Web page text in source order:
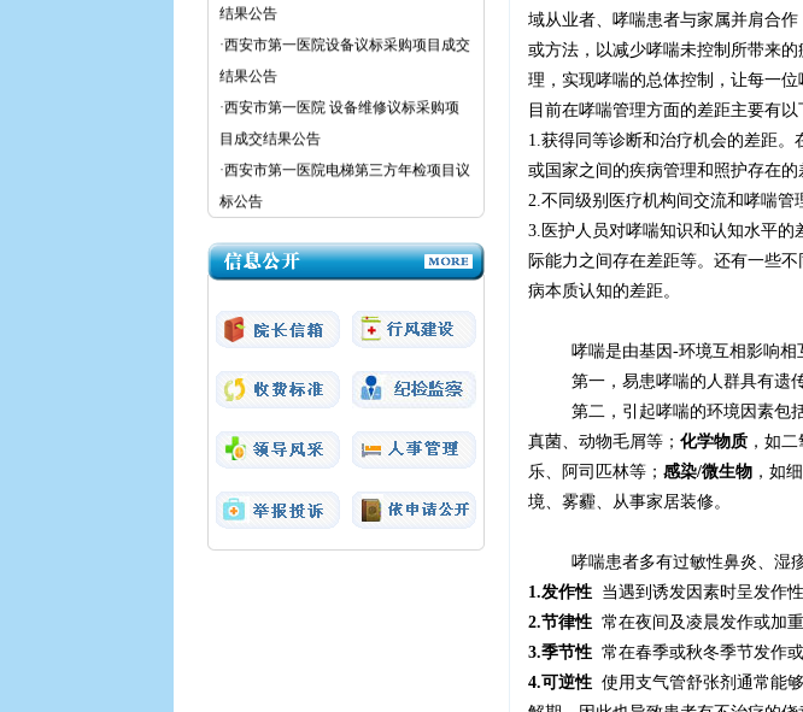
·西安市第一医院设备议标采购项目成交
结果公告
·西安市第一医院 设备维修议标采购项
目成交结果公告
·西安市第一医院电梯第三方年检项目议
标公告
·西安市第一医院眼视光门诊(王子大厦
三楼)加装污水消毒处理设备项目议标公
告
·西安市第一医院粉巷院区强制性清洁生
域从业者、哮喘患者与家属并肩合
或方法，以减少哮喘未控制所带来
理，实现哮喘的总体控制，让每一位
目前在哮喘管理方面的差距主要有以
1.获得同等诊断和治疗机会的差距
或国家之间的疾病管理和照护存在的
2.不同级别医疗机构间交流和哮喘管
3.医护人员对哮喘知识和认知水平
际能力之间存在差距等。还有一些
病本质认知的差距。
哮喘是由基因-环境互相影响相
第一，易患哮喘的人群具有遗
第二，引起哮喘的环境因素包
真菌、动物毛屑等； 化学物质，如二
乐、阿司匹林等； 感染/微生物，如
境、雾霾、从事家居装修。
哮喘患者多有过敏性鼻炎、湿
1.发作性当遇到诱发因素时呈发作性
2.节律性常在夜间及凌晨发作或加重
3.季节性 常在春季或秋冬季节发作或
4.可逆性 使用支气管舒张剂通常能